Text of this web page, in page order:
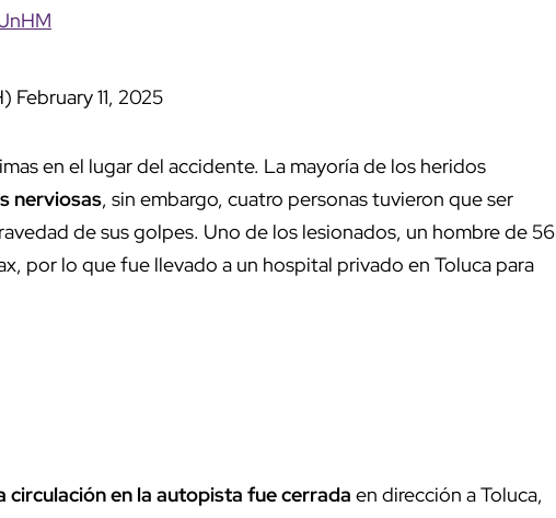
February 11, 2025
en el lugar del accidente. La mayoría de los heridos
nerviosas, sin embargo, cuatro personas tuvieron que ser
de sus golpes. Uno de los lesionados, un hombre de 56
por lo que fue llevado a un hospital privado en Toluca para
circulación en la autopista fue cerrada en dirección a Toluca,